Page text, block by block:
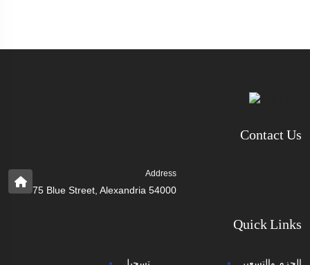
Contact Us
Address
75 Blue Street, Alexandria 54000
Quick Links
تسجيل الحزم والتسعير